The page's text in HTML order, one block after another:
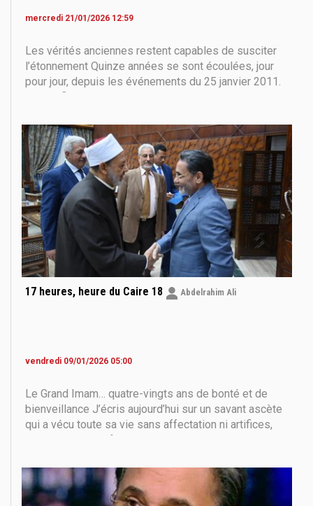
mercredi 21/01/2026 12:59
Les vérités anciennes restent capables de susciter
l’étonnement Quinze années se sont écoulées, jour
pour jour, depuis les événements du 25 janvier 2011.
œuvre immortelle Les Enfants de la
17 heures, heure du Caire 18 Abdelrahim Ali
vendredi 09/01/2026 05:00
Le Grand Imam… quatre-vingts ans de bonté et de
bienveillance J’écris aujourd’hui sur un savant ascète
qui a vécu toute sa vie sans affectation ni artifices,
nourri d’amour et façonné par le don de soi. Il est né
Prophète Mohammed — que la paix et la